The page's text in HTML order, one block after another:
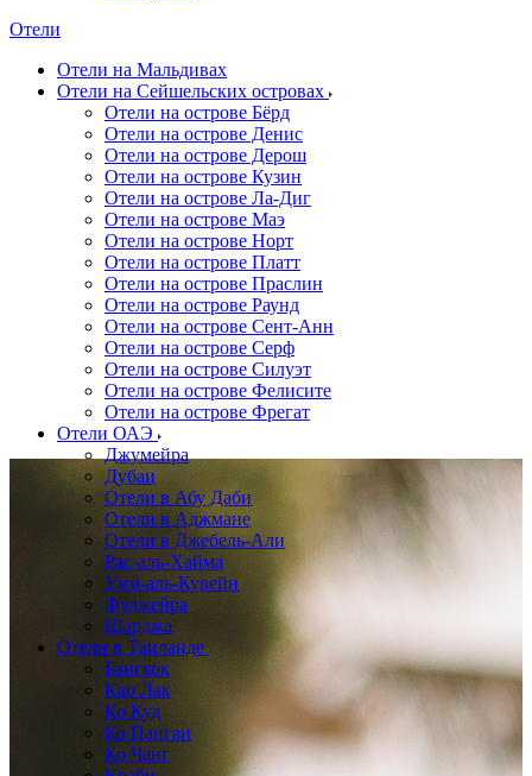
Отели
Отели на Мальдивах
Отели на Сейшельских островах
Отели на острове Бёрд
Отели на острове Денис
Отели на острове Дерош
Отели на острове Кузин
Отели на острове Ла-Диг
Отели на острове Маэ
Отели на острове Норт
Отели на острове Платт
Отели на острове Праслин
Отели на острове Раунд
Отели на острове Сент-Анн
Отели на острове Серф
Отели на острове Силуэт
Отели на острове Фелисите
Отели на острове Фрегат
Отели ОАЭ
Джумейра
Дубаи
Отели в Абу Даби
Отели в Аджмане
Отели в Джебель-Али
Рас-аль-Хайма
Умм-аль-Кувейн
Фуджейра
Шарджа
Отели в Таиланде
Бангкок
Као Лак
Ко Куд
Ко Панган
Ко Чанг